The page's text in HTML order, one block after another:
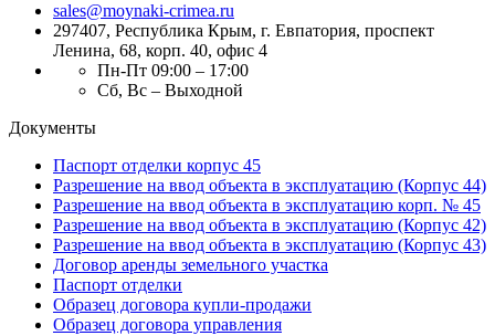
sales@moynaki-crimea.ru
297407, Республика Крым, г. Евпатория, проспект
Ленина, 68, корп. 40, офис 4
Пн-Пт 09:00 – 17:00
Сб, Вс – Выходной
Документы
Паспорт отделки корпус 45
Разрешение на ввод объекта в эксплуатацию (Корпус 44)
Разрешение на ввод объекта в эксплуатацию корп. № 45
Разрешение на ввод объекта в эксплуатацию (Корпус 42)
Разрешение на ввод объекта в эксплуатацию (Корпус 43)
Договор аренды земельного участка
Паспорт отделки
Образец договора купли-продажи
Образец договора управления